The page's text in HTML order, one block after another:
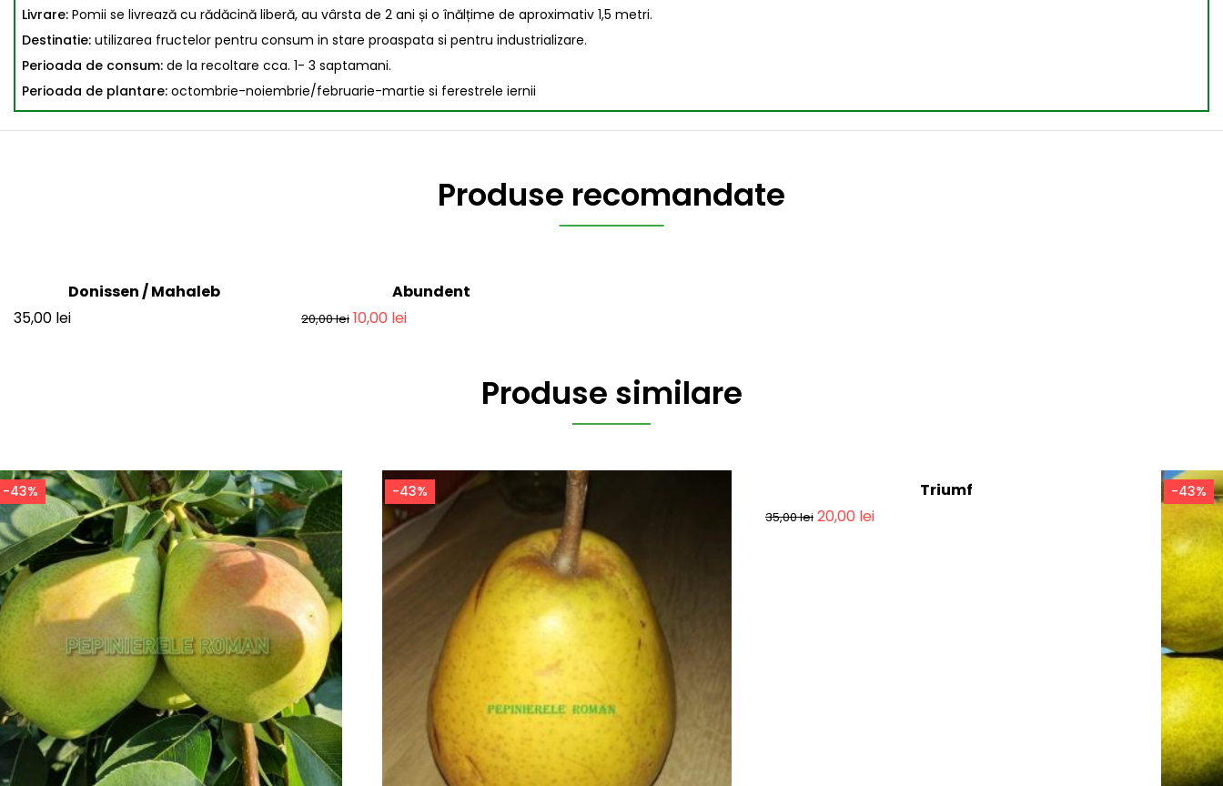
Livrare: Pomii se livrează cu rădăcină liberă, au vârsta de 2 ani și o înălțime de aproximativ 1,5 metri.
Destinatie: utilizarea fructelor pentru consum in stare proaspata si pentru industrializare.
Perioada de consum: de la recoltare cca. 1- 3 saptamani.
Perioada de plantare: octombrie-noiembrie/februarie-martie si ferestrele iernii
Produse recomandate
Donissen / Mahaleb
35,00 lei
Abundent
20,00lei 10,00 lei
Produse similare
-43% -43% Triumf
35,00lei 20,00 lei
-43%